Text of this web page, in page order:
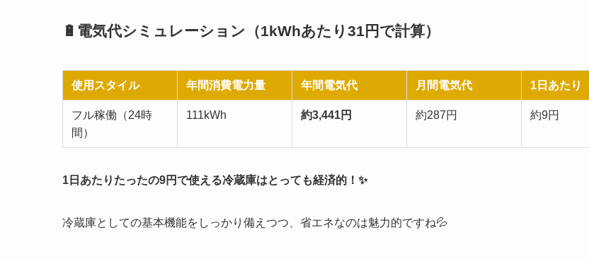
🔋電気代シミュレーション（1kWhあたり31円で計算）
使用スタイル 年間消費電力量 年間電気代 月間電気代 1日あたり
フル稼働（24時
間）
111kWh 約3,441円 約287円 約9円
1日あたりたったの9円で使える冷蔵庫はとっても経済的！✨
冷蔵庫としての基本機能をしっかり備えつつ、省エネなのは魅力的ですね💦